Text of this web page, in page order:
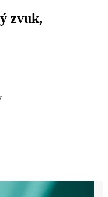
zvuk,